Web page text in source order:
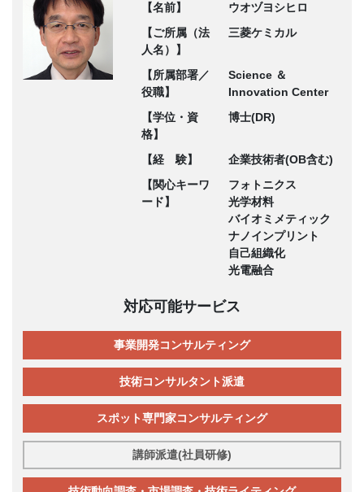
【名前】
ウオヅヨシヒロ
【ご所属（法
人名）】
三菱ケミカル
【所属部署／
役職】
Science ＆
Innovation Center
【学位・資
格】
博士(DR)
【経 験】
企業技術者(OB含む)
【関心キーワ
ード】
フォトニクス
光学材料
バイオミメティック
ナノインプリント
自己組織化
光電融合
対応可能サービス
事業開発コンサルティング
技術コンサルタント派遣
スポット専門家コンサルティング
講師派遣(社員研修)